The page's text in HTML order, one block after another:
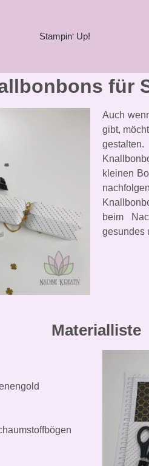
Stampin‘ Up!
für
Auch
gibt,
kleinen
beim
gesundes
Materialliste